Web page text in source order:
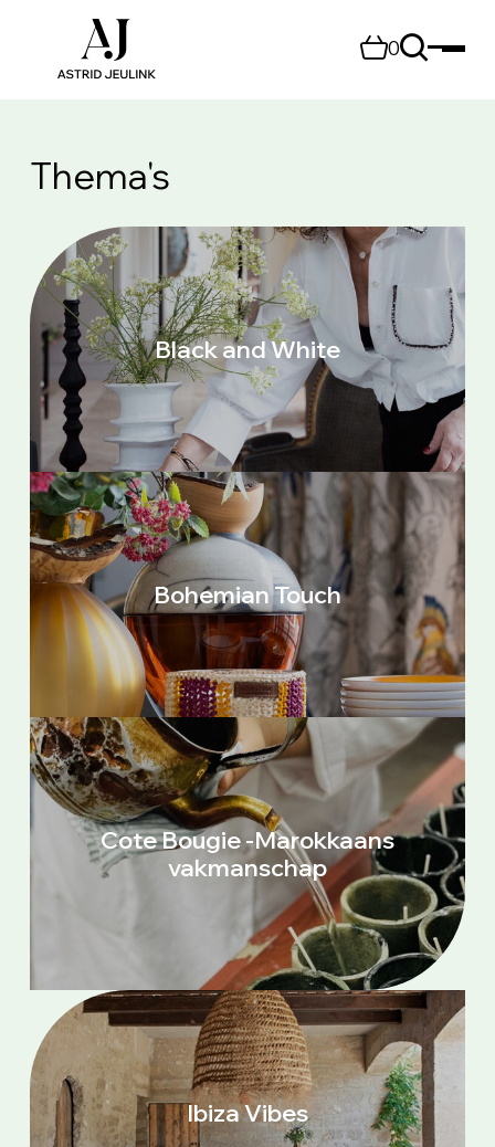
0
Thema's
Black and White
Bohemian Touch
Cote Bougie -Marokkaans
vakmanschap
Ibiza Vibes